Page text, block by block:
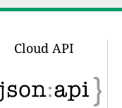
Cloud API